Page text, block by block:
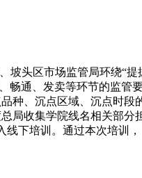
区市场监管局环绕“
通、发卖等环节的监
、沉点区域、沉点时
局收集学院线名相关部
线下培训。通过本次培训，